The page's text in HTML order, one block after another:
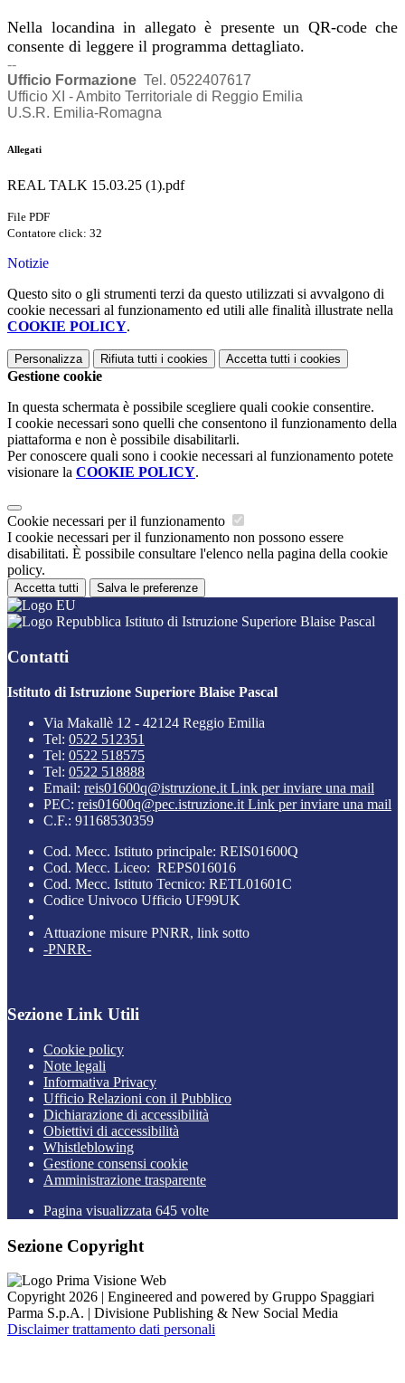
Nella locandina in allegato è presente un QR-code che
consente di leggere il programma dettagliato.
--
Ufficio Formazione Tel. 0522407617
Ufficio XI - Ambito Territoriale di Reggio Emilia
U.S.R. Emilia-Romagna
Allegati
REAL TALK 15.03.25 (1).pdf
File PDF
Contatore click: 32
Notizie
Questo sito o gli strumenti terzi da questo utilizzati si avvalgono di
cookie necessari al funzionamento ed utili alle finalità illustrate nella
COOKIE POLICY.
Personalizza Rifiuta tutti i cookies Accetta tutti i cookies
Gestione cookie
In questa schermata è possibile scegliere quali cookie consentire.
I cookie necessari sono quelli che consentono il funzionamento della
piattaforma e non è possibile disabilitarli.
Per conoscere quali sono i cookie necessari al funzionamento potete
visionare la COOKIE POLICY.
Cookie necessari per il funzionamento
I cookie necessari per il funzionamento non possono essere
disabilitati. È possibile consultare l'elenco nella pagina della cookie
policy.
Accetta tutti Salva le preferenze
Istituto di Istruzione Superiore Blaise Pascal
Contatti
Istituto di Istruzione Superiore Blaise Pascal
Via Makallè 12 - 42124 Reggio Emilia
Tel: 0522 512351
Tel: 0522 518575
Tel: 0522 518888
Email: reis01600q@istruzione.it Link per inviare una mail
PEC: reis01600q@pec.istruzione.it Link per inviare una mail
C.F.: 91168530359
Cod. Mecc. Istituto principale: REIS01600Q
Cod. Mecc. Liceo: REPS016016
Cod. Mecc. Istituto Tecnico: RETL01601C
Codice Univoco Ufficio UF99UK
Attuazione misure PNRR, link sotto
-PNRR-
Sezione Link Utili
Cookie policy
Note legali
Informativa Privacy
Ufficio Relazioni con il Pubblico
Dichiarazione di accessibilità
Obiettivi di accessibilità
Whistleblowing
Gestione consensi cookie
Amministrazione trasparente
Pagina visualizzata 645 volte
Sezione Copyright
Copyright 2026 | Engineered and powered by Gruppo Spaggiari
Parma S.p.A. | Divisione Publishing & New Social Media
Disclaimer trattamento dati personali